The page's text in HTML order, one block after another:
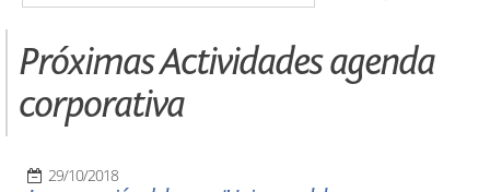
Próximas Actividades agenda
corporativa
29/10/2018